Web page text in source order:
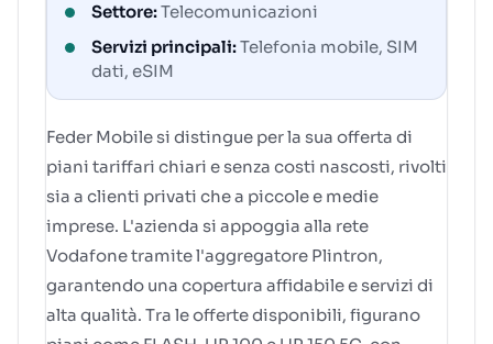
Settore:Telecomunicazioni
Servizi principali:Telefonia mobile, SIM
dati, eSIM
Feder Mobile si distingue per la sua offerta di
piani tariffari chiari e senza costi nascosti, rivolti
sia a clienti privati che a piccole e medie
imprese. L'azienda si appoggia alla rete
Vodafone tramite l'aggregatore Plintron,
garantendo una copertura affidabile e servizi di
alta qualità. Tra le offerte disponibili, figurano